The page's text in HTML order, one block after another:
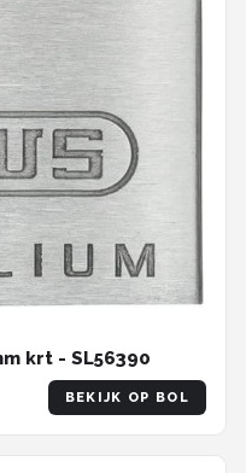
krt - SL56390
BEKIJK OP BOL